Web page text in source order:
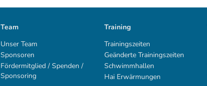
Team
Unser Team
Sponsoren
Fördermitglied / Spenden /
Sponsoring
Training
Trainingszeiten
Geänderte Trainingszeiten
Schwimmhallen
Hai Erwärmungen